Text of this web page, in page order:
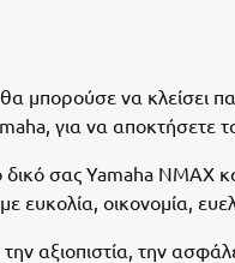
μπορούσε να κλείσει
για να αποκτήσετε
σας Yamaha NMAX
ευκολία, οικονομία,
αξιοπιστία, την